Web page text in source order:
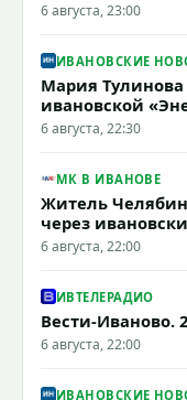
6 августа, 23:00
ИВАНОВСКИЕ
Мария
ивановской
6 августа, 22:30
МК В ИВАНОВЕ
Житель
через
6 августа, 22:00
ИВТЕЛЕРАДИО
Вести-Иваново.
6 августа, 22:00
ИВАНОВСКИЕ